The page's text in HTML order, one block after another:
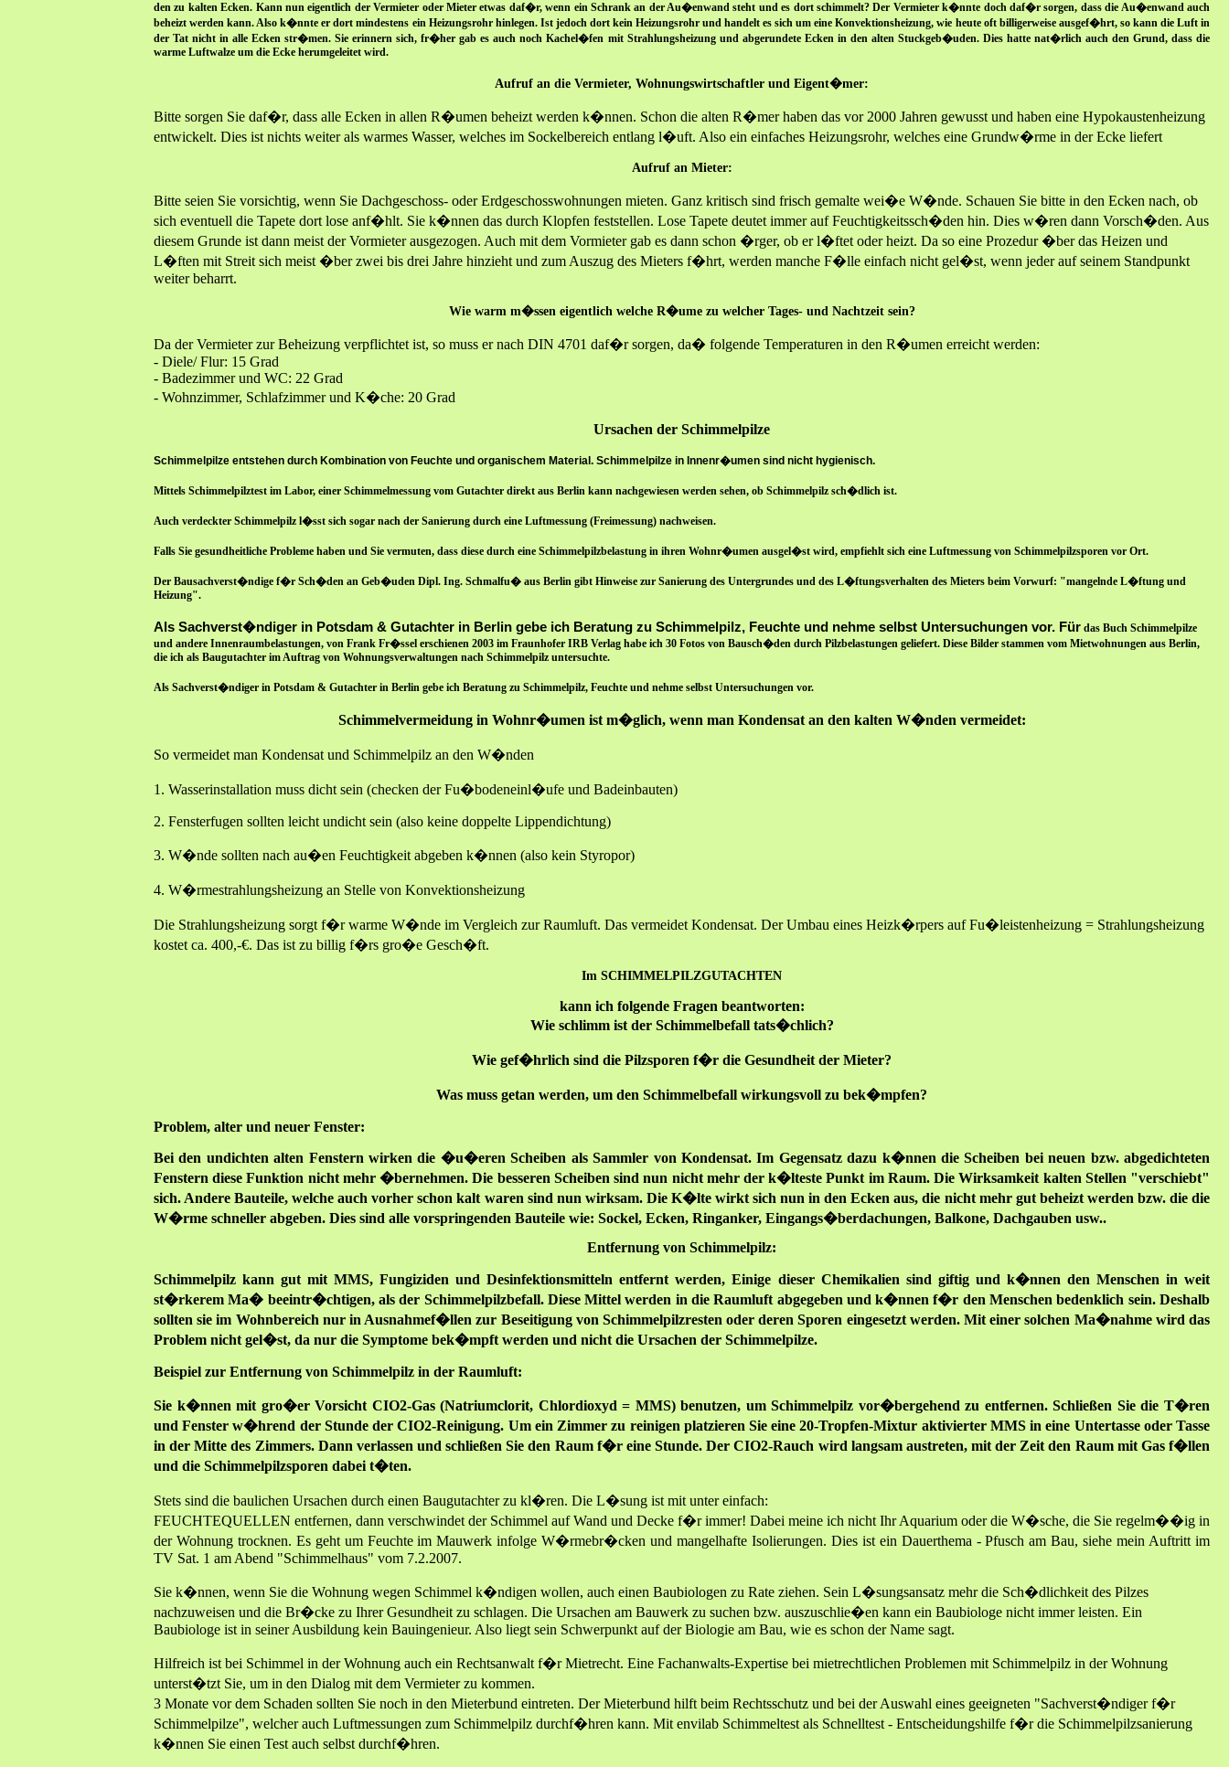
den zu kalten Ecken. Kann nun eigentlich der Vermieter oder Mieter etwas daf�r, wenn ein Schrank an der Au�enwand steht und es dort schimmelt? Der Vermieter k�nnte doch daf�r sorgen, dass die Au�enwand auch
beheizt werden kann. Also k�nnte er dort mindestens ein Heizungsrohr hinlegen. Ist jedoch dort kein Heizungsrohr und handelt es sich um eine Konvektionsheizung, wie heute oft billigerweise ausgef�hrt, so kann die Luft in
der Tat nicht in alle Ecken str�men. Sie erinnern sich, fr�her gab es auch noch Kachel�fen mit Strahlungsheizung und abgerundete Ecken in den alten Stuckgeb�uden. Dies hatte nat�rlich auch den Grund, dass die
warme Luftwalze um die Ecke herumgeleitet wird.
Aufruf an die Vermieter, Wohnungswirtschaftler und Eigent�mer:
Bitte sorgen Sie daf�r, dass alle Ecken in allen R�umen beheizt werden k�nnen. Schon die alten R�mer haben das vor 2000 Jahren gewusst und haben eine Hypokaustenheizung
entwickelt. Dies ist nichts weiter als warmes Wasser, welches im Sockelbereich entlang l�uft. Also ein einfaches Heizungsrohr, welches eine Grundw�rme in der Ecke liefert
Aufruf an Mieter:
Bitte seien Sie vorsichtig, wenn Sie Dachgeschoss- oder Erdgeschosswohnungen mieten. Ganz kritisch sind frisch gemalte wei�e W�nde. Schauen Sie bitte in den Ecken nach, ob
sich eventuell die Tapete dort lose anf�hlt. Sie k�nnen das durch Klopfen feststellen. Lose Tapete deutet immer auf Feuchtigkeitssch�den hin. Dies w�ren dann Vorsch�den. Aus
diesem Grunde ist dann meist der Vormieter ausgezogen. Auch mit dem Vormieter gab es dann schon �rger, ob er l�ftet oder heizt. Da so eine Prozedur �ber das Heizen und
L�ften mit Streit sich meist �ber zwei bis drei Jahre hinzieht und zum Auszug des Mieters f�hrt, werden manche F�lle einfach nicht gel�st, wenn jeder auf seinem Standpunkt
weiter beharrt.
Wie warm m�ssen eigentlich welche R�ume zu welcher Tages- und Nachtzeit sein?
Da der Vermieter zur Beheizung verpflichtet ist, so muss er nach DIN 4701 daf�r sorgen, da� folgende Temperaturen in den R�umen erreicht werden:
- Diele/ Flur: 15 Grad
- Badezimmer und WC: 22 Grad
- Wohnzimmer, Schlafzimmer und K�che: 20 Grad
Ursachen der Schimmelpilze
Schimmelpilze entstehen durch Kombination von Feuchte und organischem Material. Schimmelpilze in Innenr�umen sind nicht hygienisch.
Mittels Schimmelpilztest im Labor, einer Schimmelmessung vom Gutachter direkt aus Berlin kann nachgewiesen werden sehen, ob Schimmelpilz sch�dlich ist.
Auch verdeckter Schimmelpilz l�sst sich sogar nach der Sanierung durch eine Luftmessung (Freimessung) nachweisen.
Falls Sie gesundheitliche Probleme haben und Sie vermuten, dass diese durch eine Schimmelpilzbelastung in ihren Wohnr�umen ausgel�st wird, empfiehlt sich eine Luftmessung von Schimmelpilzsporen vor Ort.
Der Bausachverst�ndige f�r Sch�den an Geb�uden Dipl. Ing. Schmalfu� aus Berlin gibt Hinweise zur Sanierung des Untergrundes und des L�ftungsverhalten des Mieters beim Vorwurf: "mangelnde L�ftung und
Heizung".
Als Sachverst�ndiger in Potsdam & Gutachter in Berlin gebe ich Beratung zu Schimmelpilz, Feuchte und nehme selbst Untersuchungen vor. Für das Buch Schimmelpilze
und andere Innenraumbelastungen, von Frank Fr�ssel erschienen 2003 im Fraunhofer IRB Verlag habe ich 30 Fotos von Bausch�den durch Pilzbelastungen geliefert. Diese Bilder stammen vom Mietwohnungen aus Berlin,
die ich als Baugutachter im Auftrag von Wohnungsverwaltungen nach Schimmelpilz untersuchte.
Als Sachverst�ndiger in Potsdam & Gutachter in Berlin gebe ich Beratung zu Schimmelpilz, Feuchte und nehme selbst Untersuchungen vor.
Schimmelvermeidung in Wohnr�umen ist m�glich, wenn man Kondensat an den kalten W�nden vermeidet:
So vermeidet man Kondensat und Schimmelpilz an den W�nden
1. Wasserinstallation muss dicht sein (checken der Fu�bodeneinl�ufe und Badeinbauten)
2. Fensterfugen sollten leicht undicht sein (also keine doppelte Lippendichtung)
3. W�nde sollten nach au�en Feuchtigkeit abgeben k�nnen (also kein Styropor)
4. W�rmestrahlungsheizung an Stelle von Konvektionsheizung
Die Strahlungsheizung sorgt f�r warme W�nde im Vergleich zur Raumluft. Das vermeidet Kondensat. Der Umbau eines Heizk�rpers auf Fu�leistenheizung = Strahlungsheizung
kostet ca. 400,-€. Das ist zu billig f�rs gro�e Gesch�ft.
Im SCHIMMELPILZGUTACHTEN
kann ich folgende Fragen beantworten:
Wie schlimm ist der Schimmelbefall tats�chlich?
Wie gef�hrlich sind die Pilzsporen f�r die Gesundheit der Mieter?
Was muss getan werden, um den Schimmelbefall wirkungsvoll zu bek�mpfen?
Problem, alter und neuer Fenster:
Bei den undichten alten Fenstern wirken die �u�eren Scheiben als Sammler von Kondensat. Im Gegensatz dazu k�nnen die Scheiben bei neuen bzw. abgedichteten
Fenstern diese Funktion nicht mehr �bernehmen. Die besseren Scheiben sind nun nicht mehr der k�lteste Punkt im Raum. Die Wirksamkeit kalten Stellen "verschiebt"
sich. Andere Bauteile, welche auch vorher schon kalt waren sind nun wirksam. Die K�lte wirkt sich nun in den Ecken aus, die nicht mehr gut beheizt werden bzw. die die
W�rme schneller abgeben. Dies sind alle vorspringenden Bauteile wie: Sockel, Ecken, Ringanker, Eingangs�berdachungen, Balkone, Dachgauben usw..
Entfernung von Schimmelpilz:
Schimmelpilz kann gut mit MMS, Fungiziden und Desinfektionsmitteln entfernt werden, Einige dieser Chemikalien sind giftig und k�nnen den Menschen in weit
st�rkerem Ma� beeintr�chtigen, als der Schimmelpilzbefall. Diese Mittel werden in die Raumluft abgegeben und k�nnen f�r den Menschen bedenklich sein. Deshalb
sollten sie im Wohnbereich nur in Ausnahmef�llen zur Beseitigung von Schimmelpilzresten oder deren Sporen eingesetzt werden. Mit einer solchen Ma�nahme wird das
Problem nicht gel�st, da nur die Symptome bek�mpft werden und nicht die Ursachen der Schimmelpilze.
Beispiel zur Entfernung von Schimmelpilz in der Raumluft:
Sie k�nnen mit gro�er Vorsicht CIO2-Gas (Natriumclorit, Chlordioxyd = MMS) benutzen, um Schimmelpilz vor�bergehend zu entfernen. Schließen Sie die T�ren
und Fenster w�hrend der Stunde der CIO2-Reinigung. Um ein Zimmer zu reinigen platzieren Sie eine 20-Tropfen-Mixtur aktivierter MMS in eine Untertasse oder Tasse
in der Mitte des Zimmers. Dann verlassen und schließen Sie den Raum f�r eine Stunde. Der CIO2-Rauch wird langsam austreten, mit der Zeit den Raum mit Gas f�llen
und die Schimmelpilzsporen dabei t�ten.
Stets sind die baulichen Ursachen durch einen Baugutachter zu kl�ren. Die L�sung ist mit unter einfach:
FEUCHTEQUELLEN entfernen, dann verschwindet der Schimmel auf Wand und Decke f�r immer! Dabei meine ich nicht Ihr Aquarium oder die W�sche, die Sie regelm��ig in
der Wohnung trocknen. Es geht um Feuchte im Mauwerk infolge W�rmebr�cken und mangelhafte Isolierungen. Dies ist ein Dauerthema - Pfusch am Bau, siehe mein Auftritt im
TV Sat. 1 am Abend "Schimmelhaus" vom 7.2.2007.
Sie k�nnen, wenn Sie die Wohnung wegen Schimmel k�ndigen wollen, auch einen Baubiologen zu Rate ziehen. Sein L�sungsansatz mehr die Sch�dlichkeit des Pilzes
nachzuweisen und die Br�cke zu Ihrer Gesundheit zu schlagen. Die Ursachen am Bauwerk zu suchen bzw. auszuschlie�en kann ein Baubiologe nicht immer leisten. Ein
Baubiologe ist in seiner Ausbildung kein Bauingenieur. Also liegt sein Schwerpunkt auf der Biologie am Bau, wie es schon der Name sagt.
Hilfreich ist bei Schimmel in der Wohnung auch ein Rechtsanwalt f�r Mietrecht. Eine Fachanwalts-Expertise bei mietrechtlichen Problemen mit Schimmelpilz in der Wohnung
unterst�tzt Sie, um in den Dialog mit dem Vermieter zu kommen.
3 Monate vor dem Schaden sollten Sie noch in den Mieterbund eintreten. Der Mieterbund hilft beim Rechtsschutz und bei der Auswahl eines geeigneten "Sachverst�ndiger f�r
Schimmelpilze", welcher auch Luftmessungen zum Schimmelpilz durchf�hren kann. Mit envilab Schimmeltest als Schnelltest - Entscheidungshilfe f�r die Schimmelpilzsanierung
k�nnen Sie einen Test auch selbst durchf�hren.